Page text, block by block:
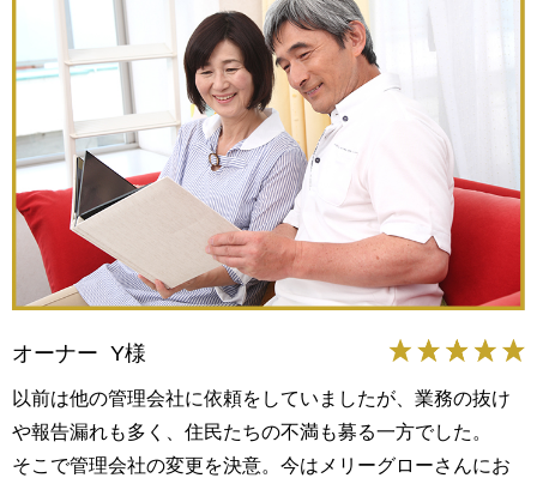
オーナー Y様
以前は他の管理会社に依頼をしていましたが、業務の抜け
や報告漏れも多く、住民たちの不満も募る一方でした。
そこで管理会社の変更を決意。今はメリーグローさんにお